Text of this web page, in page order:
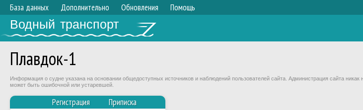
База данных Дополнительно Обновления Помощь
Водный транспорт
Плавдок-1
Информация о судне указана на основании общедоступных источников и наблюдений пользователей сайта. Администрация сайта
может быть ошибочной или устаревшей.
Регистрация Приписка